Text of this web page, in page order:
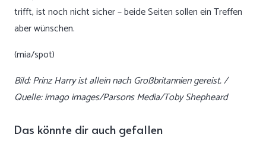
trifft, ist noch nicht sicher – beide Seiten sollen ein Treffen
aber wünschen.
(mia/spot)
Bild: Prinz Harry ist allein nach Großbritannien gereist. /
Quelle: imago images/Parsons Media/Toby Shepheard
Das könnte dir auch gefallen